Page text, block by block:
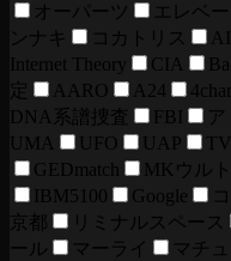
オーパーツ
エレベ
ンナキ
コカトリス
Internet Theory
CIA
定
AARO A24
DNA系譜捜査
FBI
UMA
UFO UAP
GEDmatch
MKウル
IBM5100
Google
京都
リミナルスペース
ール
マーライ マチ